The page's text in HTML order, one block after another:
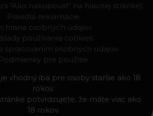
"Ako nakupovať" na hlavnej stránke)
Pravidlá reklamácie
osobných údajov
používania cookies
spracovaním osobných údajov
Podmienky pre použitie
vhodný iba pre osoby staršie ako 18
rokov.
potvrdzujete, že máte viac ako
18 rokov.